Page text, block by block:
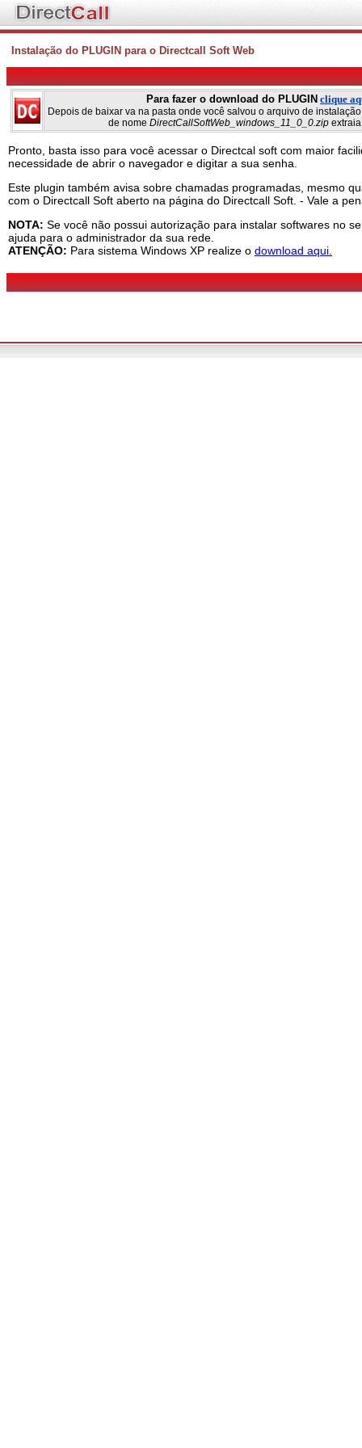
Instalação do PLUGIN para o Directcall Soft Web
Para fazer o download do PLUGIN clique
Depois de baixar va na pasta onde você salvou o arquivo de
de nome DirectCallSoftWeb_windows_11_0_0.zipextraia
Pronto, basta isso para você acessar o Directcal soft com maior
necessidade de abrir o navegador e digitar a sua senha.
Este plugin também avisa sobre chamadas programadas, mesmo
com o Directcall Soft aberto na página do Directcall Soft. - Vale a
NOTA: Se você não possui autorização para instalar softwares no
ajuda para o administrador da sua rede.
ATENÇÃO: Para sistema Windows XP realize o download aqui.